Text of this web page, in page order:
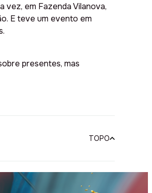
vez, em Fazenda Vilanova,
E teve um evento em
presentes, mas
TOPO